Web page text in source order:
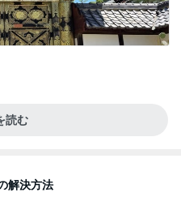
読む
解決方法